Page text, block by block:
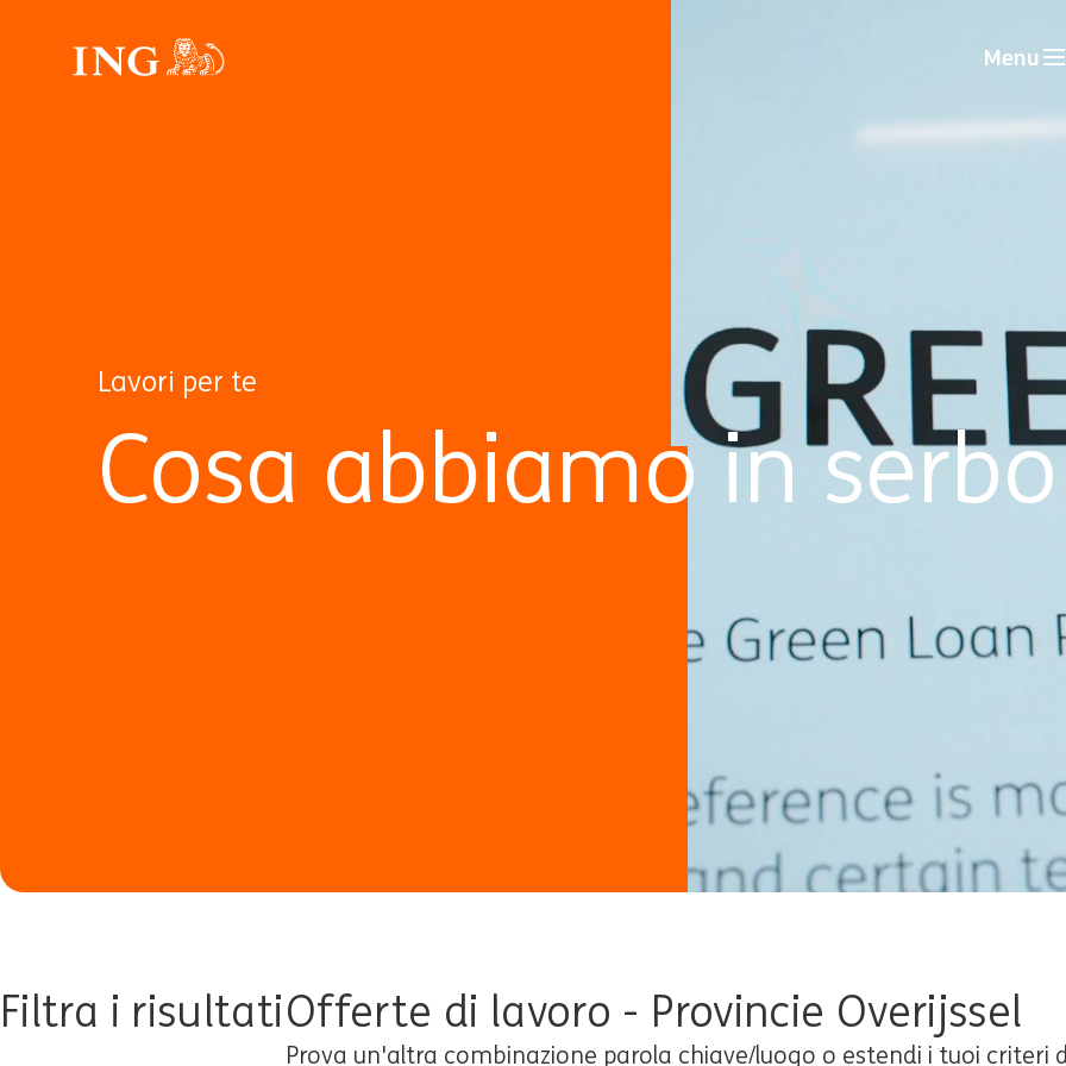
Menu
Lavori per te
Cosa abbiamo in serbo
Filtra i risultatiOfferte di lavoro - Provincie Overijssel
Prova un'altra combinazione parola chiave/luogo o estendi i tuoi criteri